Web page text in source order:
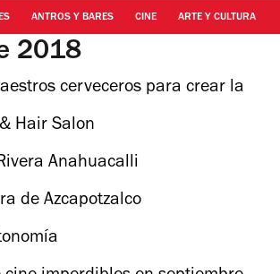
ANTROS Y BARES CINE ARTE Y CULTURA
2018
cerveceros para crear la
de México
Hair Salon
Anahuacalli
de Azcapotzalco